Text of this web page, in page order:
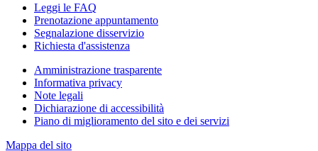
Leggi le FAQ
Prenotazione appuntamento
Segnalazione disservizio
Richiesta d'assistenza
Amministrazione trasparente
Informativa privacy
Note legali
Dichiarazione di accessibilità
Piano di miglioramento del sito e dei servizi
Mappa del sito